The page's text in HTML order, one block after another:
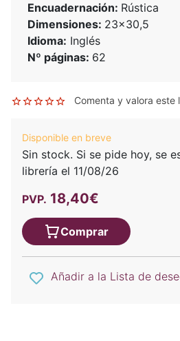
Encuadernación: Rústica
Dimensiones: 23x30,5
Idioma: Inglés
Nº páginas: 62
Comenta y valora este
Disponible en breve
Sin stock. Si se pide hoy, se
librería el 11/08/26
PVP. 18,40€
Comprar
Añadir a la Lista de